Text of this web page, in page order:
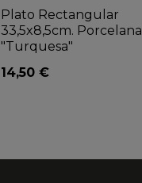
Plato Rectangular
33,5x8,5cm. Porcelana
"Turquesa"
14,50 €